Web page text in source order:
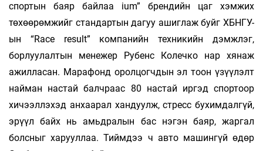
спортын баяр байлаа ium” брендийн цаг хэмжих
төхөөрөмжийг стандартын дагуу ашиглаж буйг ХБНГУ-
ын “Race result” компанийн техникийн дэмжлэг,
борлуулалтын менежер Рубенс Колечко нар хянаж
ажилласан. Марафонд оролцогчдын эл тоон үзүүлэлт
найман настай балчраас 80 настай иргэд спортоор
хичээллэхэд анхаарал хандуулж, стресс бухимдалгүй,
эрүүл байх нь амьдралын бас нэгэн баяр, жаргал
болсныг харууллаа. Тиймдээ ч авто машингүй өдөр